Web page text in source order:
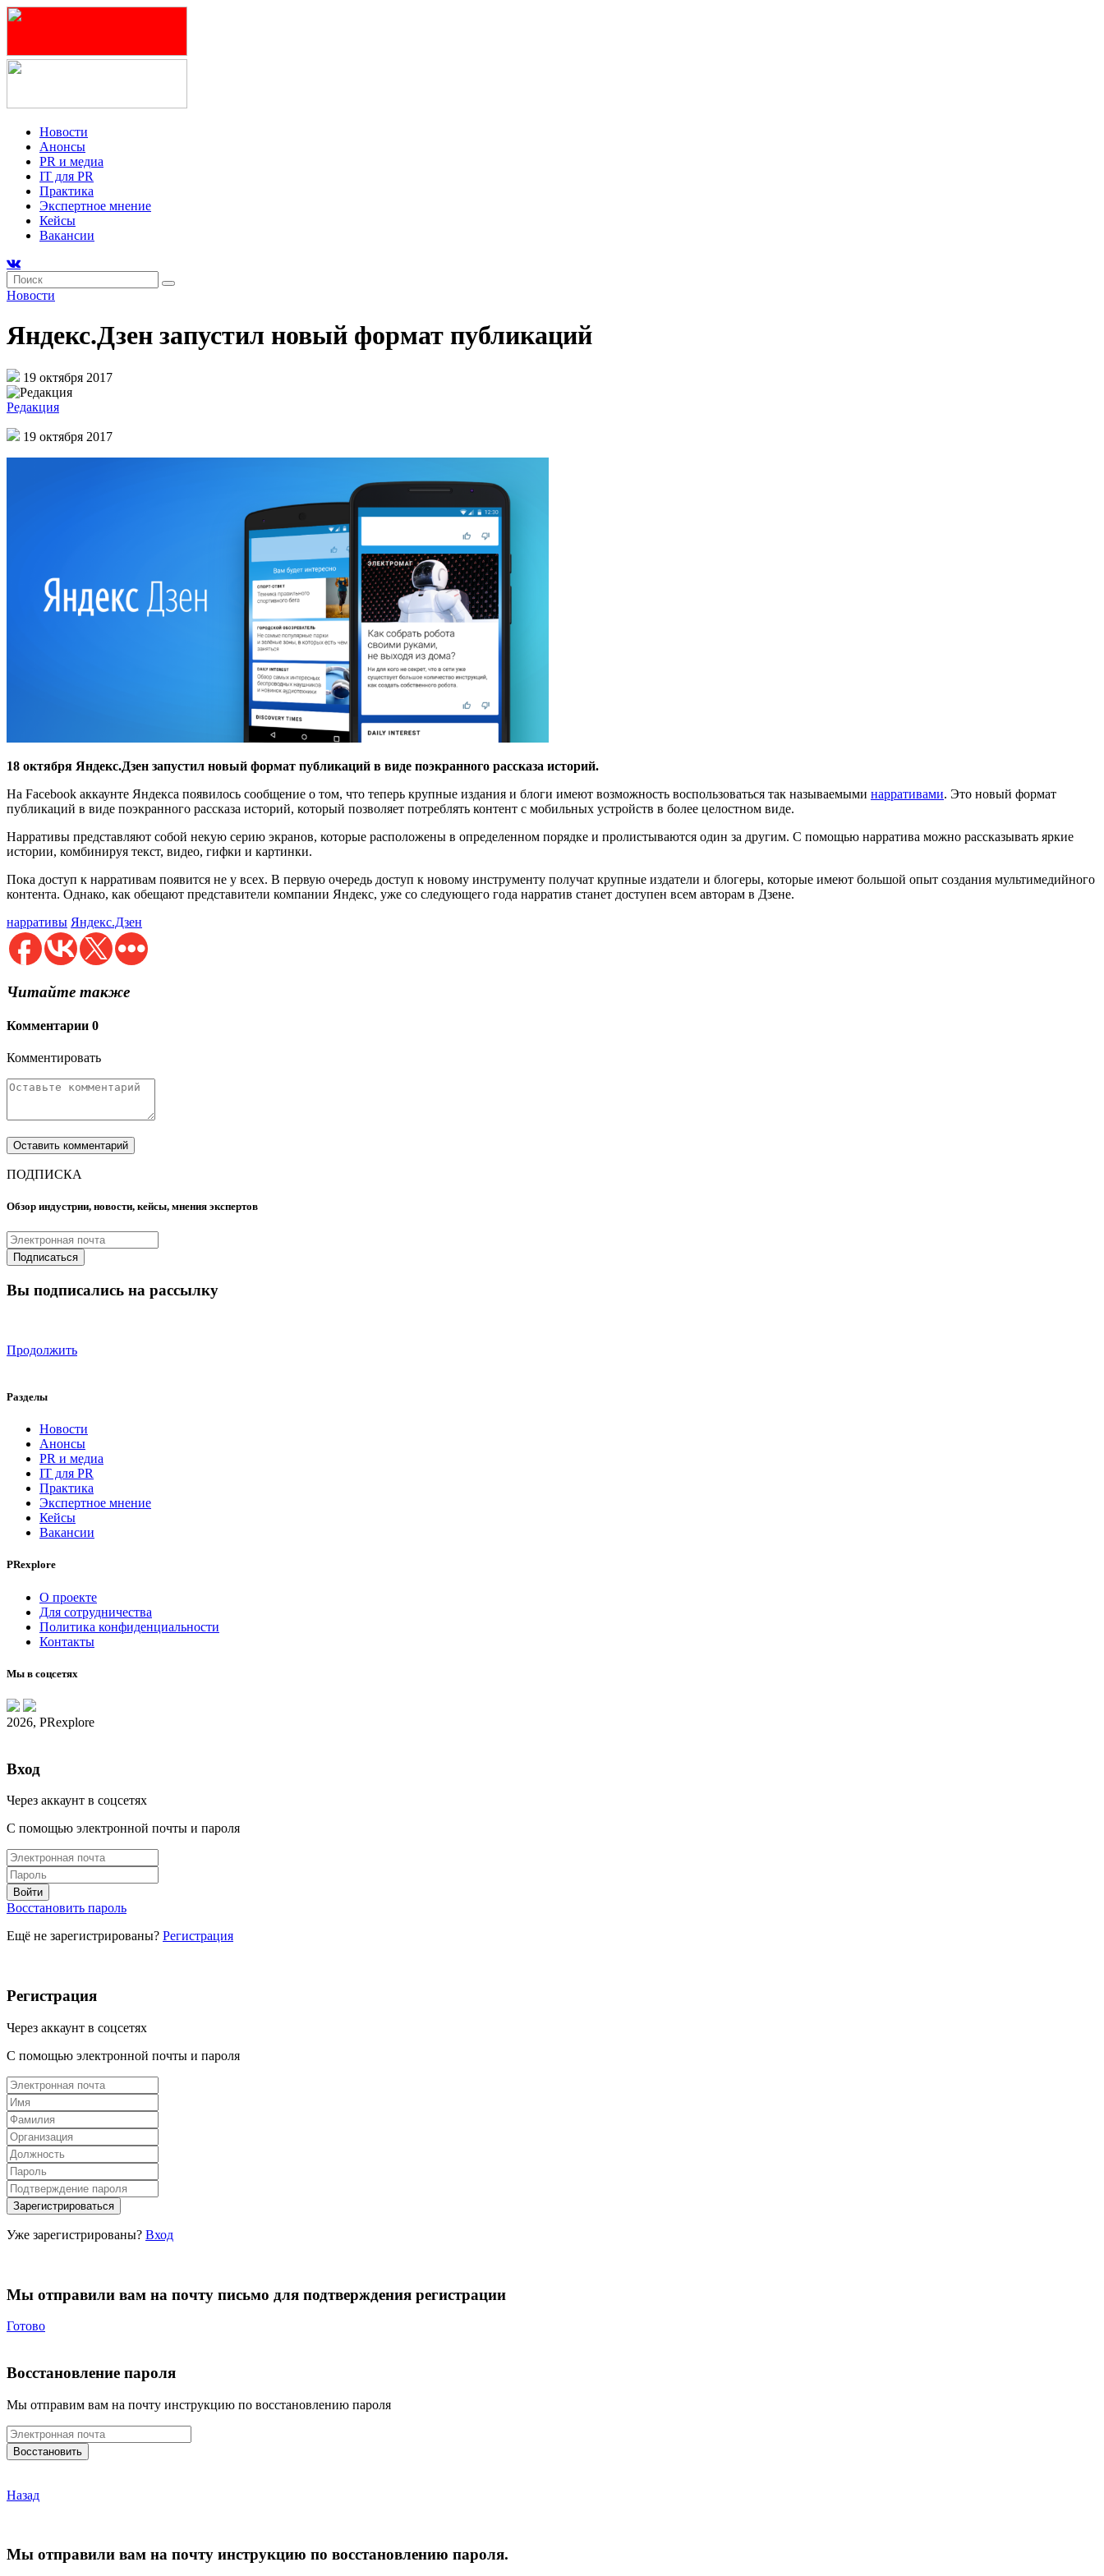
Новости
Анонсы
PR и медиа
IT для PR
Практика
Экспертное мнение
Кейсы
Вакансии
Новости
Яндекс.Дзен запустил новый формат публикаций
19 октября 2017
Редакция
19 октября 2017
18 октября Яндекс.Дзен запустил новый формат публикаций в виде поэкранного рассказа историй.
На Facebook аккаунте Яндекса появилось сообщение о том, что теперь крупные издания и блоги имеют возможность воспользоваться так называемыми нарративами. Это новый формат
публикаций в виде поэкранного рассказа историй, который позволяет потреблять контент с мобильных устройств в более целостном виде.
Нарративы представляют собой некую серию экранов, которые расположены в определенном порядке и пролистываются один за другим. С помощью нарратива можно рассказывать яркие
истории, комбинируя текст, видео, гифки и картинки.
Пока доступ к нарративам появится не у всех. В первую очередь доступ к новому инструменту получат крупные издатели и блогеры, которые имеют большой опыт создания мультимедийного
контента. Однако, как обещают представители компании Яндекс, уже со следующего года нарратив станет доступен всем авторам в Дзене.
нарративы Яндекс.Дзен
Читайте также
Комментарии 0
Комментировать
ПОДПИСКА
Обзор индустрии, новости, кейсы, мнения экспертов
Вы подписались на рассылку
Продолжить
Разделы
Новости
Анонсы
PR и медиа
IT для PR
Практика
Экспертное мнение
Кейсы
Вакансии
PRexplore
О проекте
Для сотрудничества
Политика конфиденциальности
Контакты
Мы в соцсетях
2026, PRexplore
Вход
Через аккаунт в соцсетях
С помощью электронной почты и пароля
Восстановить пароль
Ещё не зарегистрированы? Регистрация
Регистрация
Через аккаунт в соцсетях
С помощью электронной почты и пароля
Уже зарегистрированы? Вход
Мы отправили вам на почту письмо для подтверждения регистрации
Готово
Восстановление пароля
Мы отправим вам на почту инструкцию по восстановлению пароля
Назад
Мы отправили вам на почту инструкцию по восстановлению пароля.